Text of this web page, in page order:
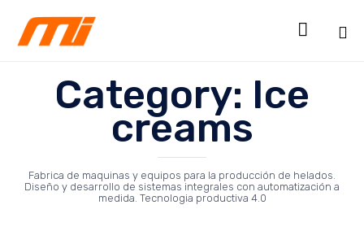

Category: Ice
creams
Fabrica de maquinas y equipos para la producción de helados.
Diseño y desarrollo de sistemas integrales con automatización a
medida. Tecnologia productiva 4.0